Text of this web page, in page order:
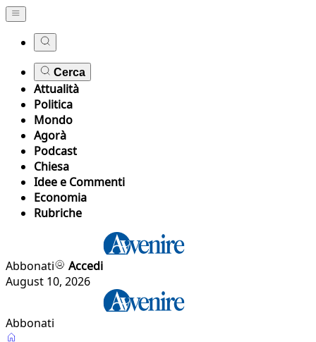
Cerca
Attualità
Politica
Mondo
Agorà
Podcast
Chiesa
Idee e Commenti
Economia
Rubriche
Abbonati
Accedi
August 10, 2026
Abbonati